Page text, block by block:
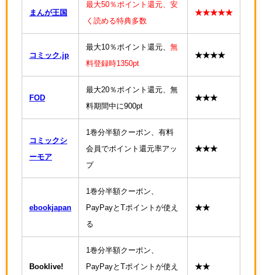
まんが王国
最大50％ポイント還元、安
く読める特典多数
★★★★★
コミック.jp
最大10％ポイント還元、 無
料登録時1350pt
★★★★
FOD
最大20％ポイント還元、無
料期間中に900pt
★★★
コミックシ
ーモア
1巻分半額クーポン、有料
会員でポイント還元率アッ
プ
★★★
ebookjapan
1巻分半額クーポン、
PayPayとTポイントが使え
る
★★
Booklive!
1巻分半額クーポン、
PayPayとTポイントが使え ★★